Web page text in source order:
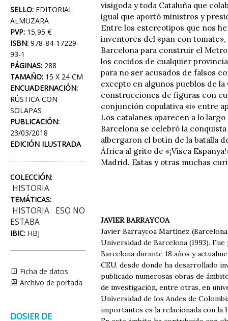
SELLO: EDITORIAL
ALMUZARA
PVP: 15,95 €
ISBN: 978-84-17229-
93-1
PÁGINAS: 288
TAMAÑO: 15 X 24 CM
ENCUADERNACIÓN:
RÚSTICA CON
SOLAPAS
PUBLICACIÓN:
23/03/2018
EDICIÓN ILUSTRADA
COLECCIÓN:
HISTORIA
TEMÁTICAS:
HISTORIA
ESO NO
ESTABA
IBIC: HBJ
Ficha de datos
Archivo de portada
DOSIER DE
visigoda y toda Cataluña que
igual que aportó ministros y
Entre los estereotipos que nos
inventores del «pan con
Barcelona para construir el
los cocidos de cualquier
para no ser acusados de falsos
excepto en algunos pueblos de
construcciones de figuras con
conjunción copulativa «i» entre
Los catalanes aparecen a lo
Barcelona se celebró la
albergaron el botín de la batalla
África al grito de «¡Visca
Madrid. Estas y otras muchas
JAVIER BARRAYCOA
Javier Barraycoa Martínez
Universidad de Barcelona (1993).
Barcelona durante 18 años y
CEU, desde donde ha desarrollado
publicado numerosas obras de
de investigación, entre otras, en
Universidad de los Andes de
importantes es la relacionada con